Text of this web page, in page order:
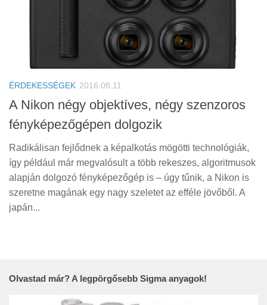
Érdekességek
Helyszíni Riport
E-BB
ÉRDEKESSÉGEK 2016.08.11
A Nikon négy objektíves, négy szenzoros
fényképezőgépen dolgozik
Radikálisan fejlődnek a képalkotás mögötti technológiák,
így például már megvalósult a több rekeszes, algoritmusok
alapján dolgozó fényképezőgép is – úgy tűnik, a Nikon is
szeretne magának egy nagy szeletet az efféle jövőből. A
japán...
Olvastad már? A legpörgősebb Sigma anyagok!